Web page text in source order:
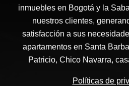
inmuebles en Bogotá y la
nuestros clientes,
satisfacción a sus
apartamentos en Santa
Patricio, Chico Navarra,
Políticas de